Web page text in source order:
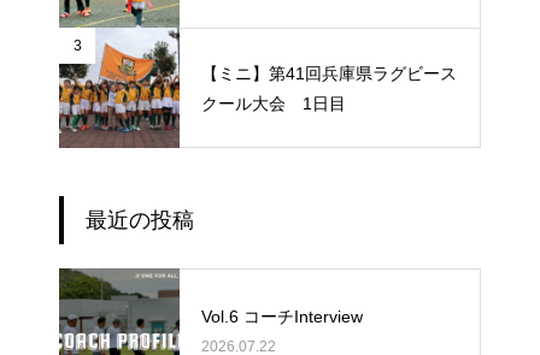
3
【ミニ】第41回兵庫県ラグビース
クール大会 1日目
最近の投稿
Vol.6 コーチInterview
2026.07.22